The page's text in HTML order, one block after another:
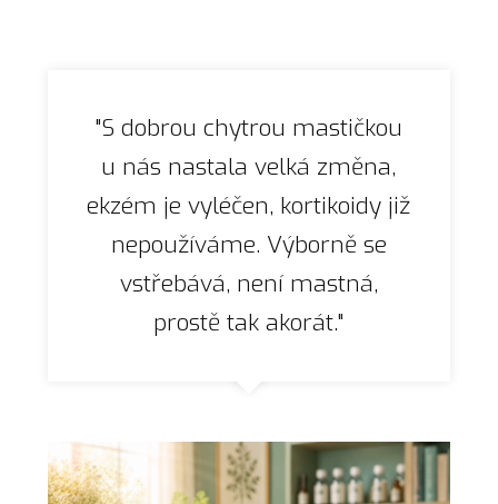
"S dobrou chytrou mastičkou
u nás nastala velká změna,
ekzém je vyléčen, kortikoidy již
nepoužíváme. Výborně se
vstřebává, není mastná,
prostě tak akorát."